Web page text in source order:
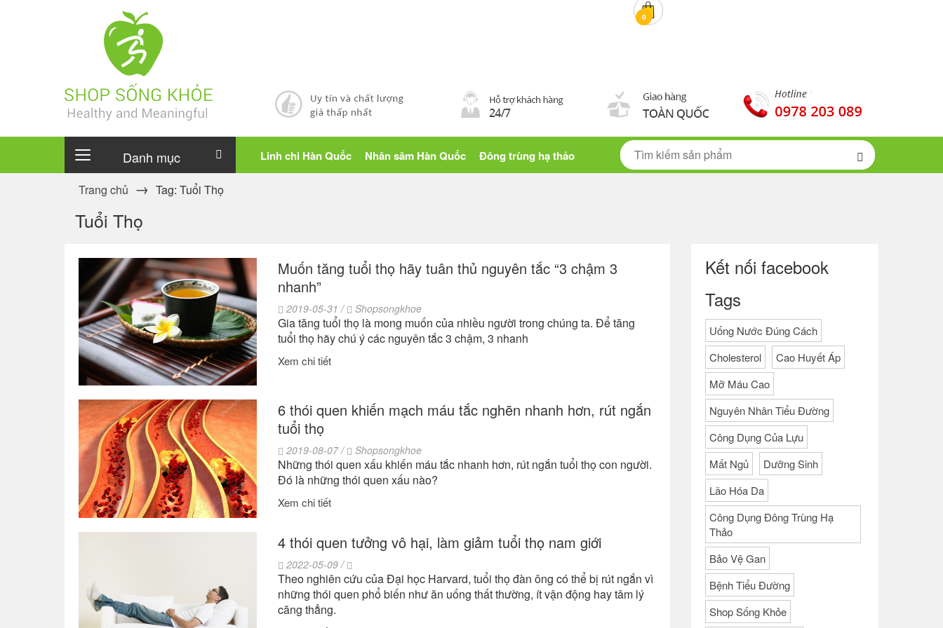
0
Danh mục Linh chi Hàn Quốc Nhân sâm Hàn Quốc Đông trùng hạ thảo
Trang chủ Tag: Tuổi Thọ
Tuổi Thọ
Muốn tăng tuổi thọ hãy tuân thủ nguyên tắc “3 chậm 3
nhanh”
2019-05-31 / Shopsongkhoe
Gia tăng tuổi thọ là mong muốn của nhiều người trong chúng ta. Để tăng
tuổi thọ hãy chú ý các nguyên tắc 3 chậm, 3 nhanh
Xem chi tiết
6 thói quen khiến mạch máu tắc nghẽn nhanh hơn, rút ngắn
tuổi thọ
2019-08-07 / Shopsongkhoe
Những thói quen xấu khiến máu tắc nhanh hơn, rút ngắn tuổi thọ con người.
Đó là những thói quen xấu nào?
Xem chi tiết
4 thói quen tưởng vô hại, làm giảm tuổi thọ nam giới
2022-05-09 /
Theo nghiên cứu của Đại học Harvard, tuổi thọ đàn ông có thể bị rút ngắn vì
những thói quen phổ biến như ăn uống thất thường, ít vận động hay tâm lý
căng thẳng.
Kết nối facebook
Tags
Uống Nước Đúng Cách
Cholesterol
Cao Huyết Áp
Mỡ Máu Cao
Nguyên Nhân Tiểu Đường
Công Dụng Của Lựu
Mất Ngủ
Dưỡng Sinh
Lão Hóa Da
Công Dụng Đông Trùng Hạ
Thảo
Bảo Vệ Gan
Bệnh Tiểu Đường
Shop Sống Khỏe